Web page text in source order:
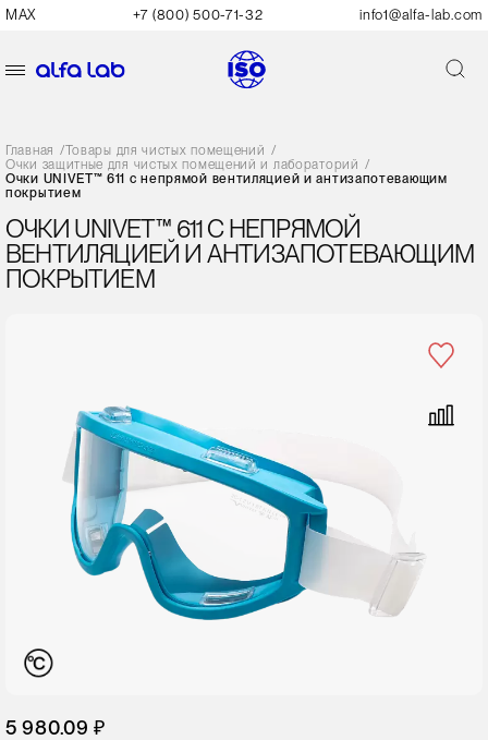
MAX +7 (800) 500-71-32 info1@alfa-lab.com
Главная /Товары для чистых помещений /
Очки защитные для чистых помещений и лабораторий /
Очки UNIVET™ 611 с непрямой вентиляцией и антизапотевающим
покрытием
ОЧКИ UNIVET™ 611 С НЕПРЯМОЙ
ВЕНТИЛЯЦИЕЙ И АНТИЗАПОТЕВАЮЩИМ
ПОКРЫТИЕМ
5 980.09 ₽